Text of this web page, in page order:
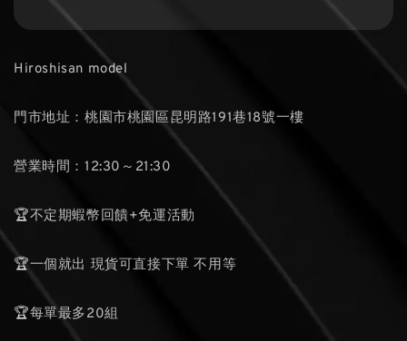
Hiroshisan model
門市地址：桃園市桃園區昆明路191巷18號一樓
營業時間：12:30～21:30
🏆不定期蝦幣回饋+免運活動
🏆一個就出 現貨可直接下單 不用等
🏆每單最多20組